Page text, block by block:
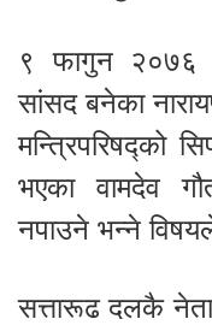
९ फागुन २०७६
सांसद बनेका
मन्त्रिपरिषद्को
भएका वामदेव
नपाउने भन्ने
सत्तारूढ दलकै